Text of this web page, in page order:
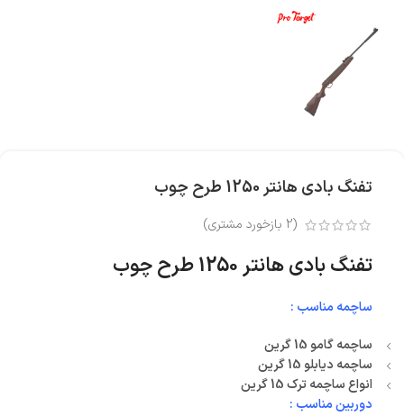
تفنگ بادی هانتر 1250 طرح چوب
(
2 بازخورد مشتری)
تفنگ بادی هانتر 1250 طرح چوب
ساچمه مناسب :
ساچمه گامو 15 گرین
ساچمه دیابلو 15 گرین
انواع ساچمه ترک 15 گرین
دوربین مناسب :